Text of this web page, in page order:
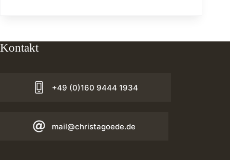
Kontakt
+49 (0)160 9444 1934
mail@christagoede.de